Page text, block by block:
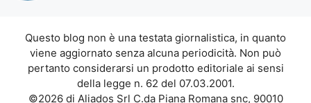
Questo blog non è una testata giornalistica, in quanto
viene aggiornato senza alcuna periodicità. Non può
pertanto considerarsi un prodotto editoriale ai sensi
della legge n. 62 del 07.03.2001.
©2026 di Aliados Srl C.da Piana Romana snc, 90010